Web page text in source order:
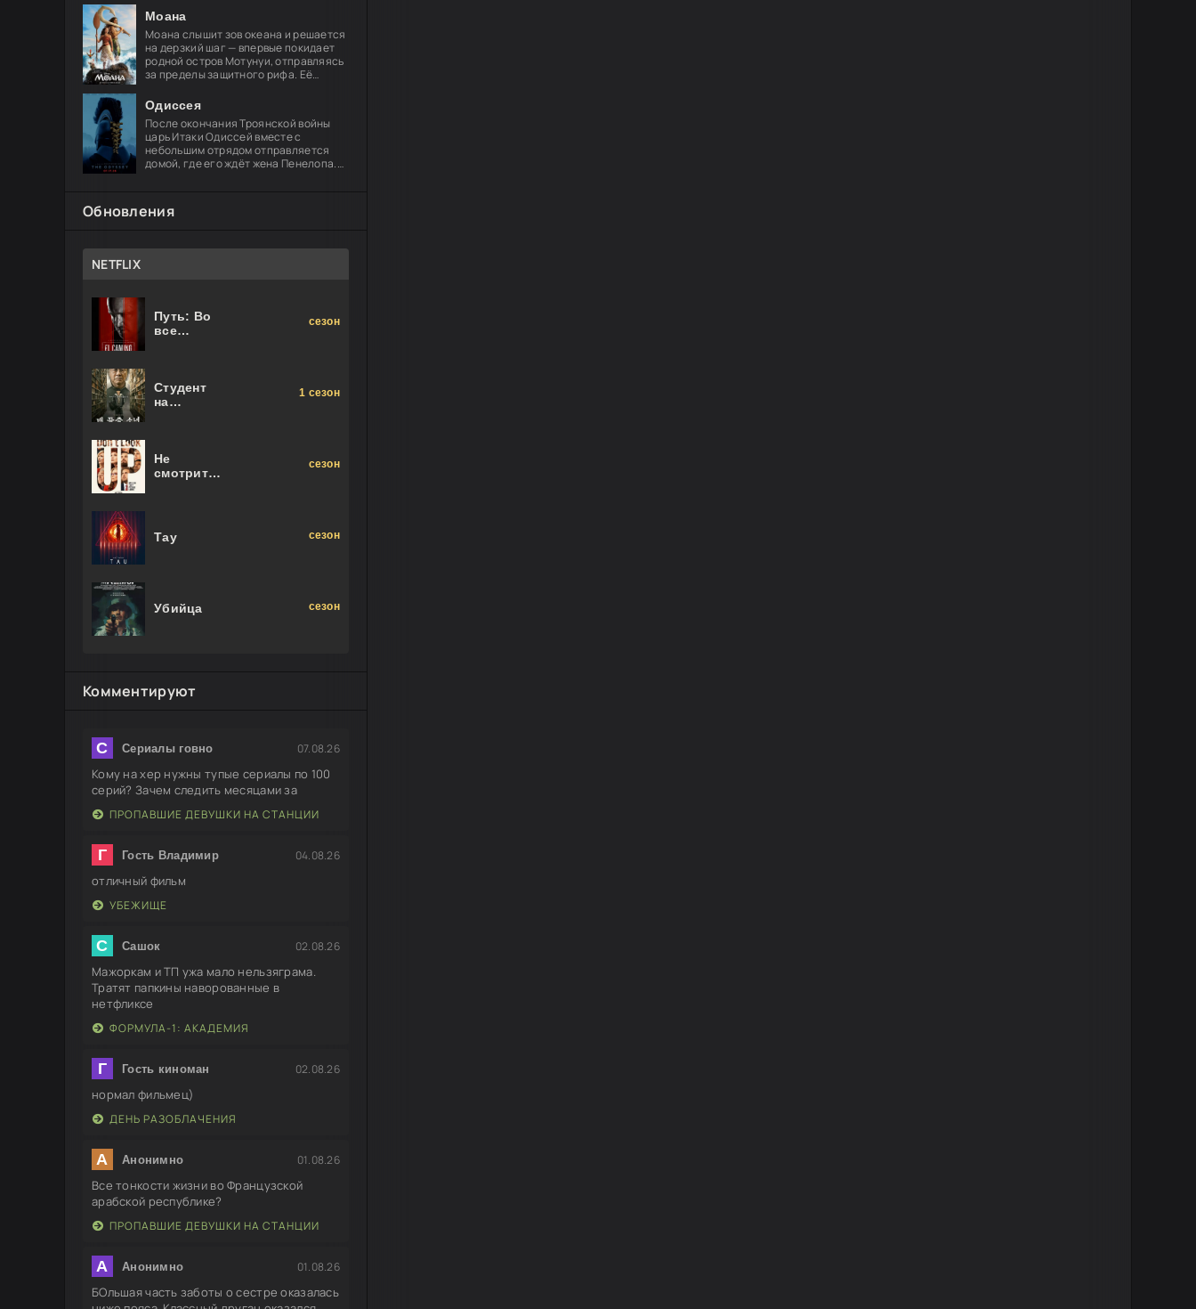
друга Акселя позаботиться о
девушке.
Моана
Моана слышит зов океана и решается
на дерзкий шаг — впервые покидает
родной остров Мотунуи, отправляясь
за пределы защитного рифа. Её
Мауи, чья слава гремит по всем
Одиссея
После окончания Троянской войны
царь Итаки Одиссей вместе с
небольшим отрядом отправляется
домой, где его ждёт жена Пенелопа.
Обновления
NETFLIX
Путь: Во
все
сезон
Студент
на
1 сезон
Не
смотрите
сезон
Тау сезон
Убийца сезон
Комментируют
С Сериалы говно 07.08.26
Кому на хер нужны тупые сериалы по 100
серий? Зачем следить месяцами за
ПРОПАВШИЕ ДЕВУШКИ НА СТАНЦИИ
Г Гость Владимир 04.08.26
отличный фильм
УБЕЖИЩЕ
С Сашок 02.08.26
Мажоркам и ТП ужа мало нельзяграма.
Тратят папкины наворованные в
нетфликсе
ФОРМУЛА-1: АКАДЕМИЯ
Г Гость киноман 02.08.26
нормал фильмец)
ДЕНЬ РАЗОБЛАЧЕНИЯ
А Анонимно 01.08.26
Все тонкости жизни во Французской
арабской республике?
ПРОПАВШИЕ ДЕВУШКИ НА СТАНЦИИ
А Анонимно 01.08.26
БОльшая часть заботы о сестре оказалась